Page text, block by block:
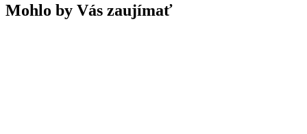
Mohlo by Vás zaujímať